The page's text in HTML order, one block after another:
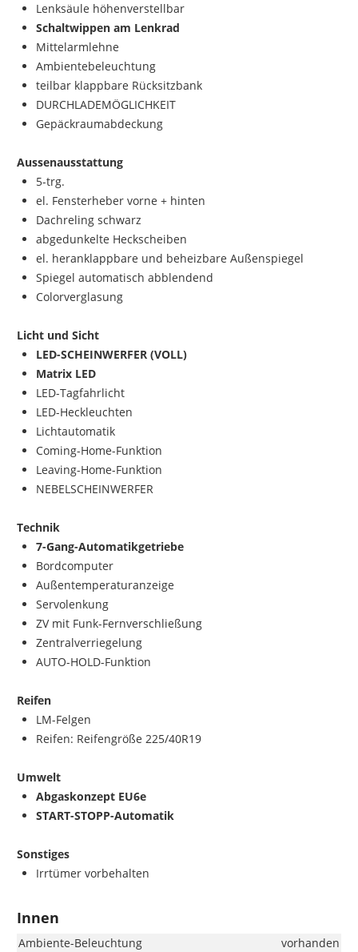
Lenksäule höhenverstellbar
Schaltwippen am Lenkrad
Mittelarmlehne
Ambientebeleuchtung
teilbar klappbare Rücksitzbank
DURCHLADEMÖGLICHKEIT
Gepäckraumabdeckung
Aussenausstattung
5-trg.
el. Fensterheber vorne + hinten
Dachreling schwarz
abgedunkelte Heckscheiben
el. heranklappbare und beheizbare Außenspiegel
Spiegel automatisch abblendend
Colorverglasung
Licht und Sicht
LED-SCHEINWERFER (VOLL)
Matrix LED
LED-Tagfahrlicht
LED-Heckleuchten
Lichtautomatik
Coming-Home-Funktion
Leaving-Home-Funktion
NEBELSCHEINWERFER
Technik
7-Gang-Automatikgetriebe
Bordcomputer
Außentemperaturanzeige
Servolenkung
ZV mit Funk-Fernverschließung
Zentralverriegelung
AUTO-HOLD-Funktion
Reifen
LM-Felgen
Reifen: Reifengröße 225/40R19
Umwelt
Abgaskonzept EU6e
START-STOPP-Automatik
Sonstiges
Irrtümer vorbehalten
Innen
Ambiente-Beleuchtung
vorhanden